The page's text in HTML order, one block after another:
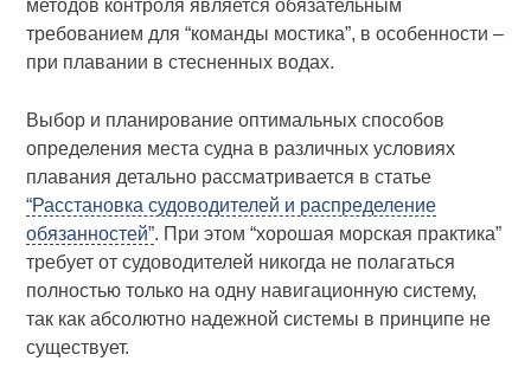
методов контроля является обязательным
требованием для “команды мостика”, в особенности –
при плавании в стесненных водах.
Выбор и планирование оптимальных способов
определения места судна в различных условиях
плавания детально рассматривается в статье
“Расстановка судоводителей и распределение
обязанностей”. При этом “хорошая морская практика”
требует от судоводителей никогда не полагаться
полностью только на одну навигационную систему,
так как абсолютно надежной системы в принципе не
существует.